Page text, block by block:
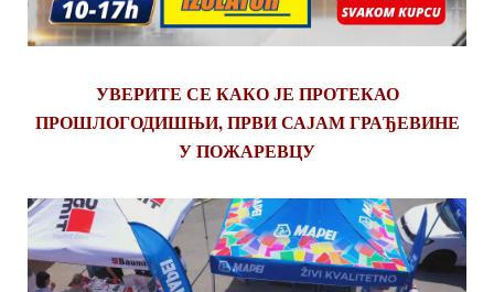
УВЕРИТЕ СЕ КАКО ЈЕ ПРОТЕКАО
ПРОШЛОГОДИШЊИ, ПРВИ САЈАМ ГРАЂЕВИНЕ
У ПОЖАРЕВЦУ